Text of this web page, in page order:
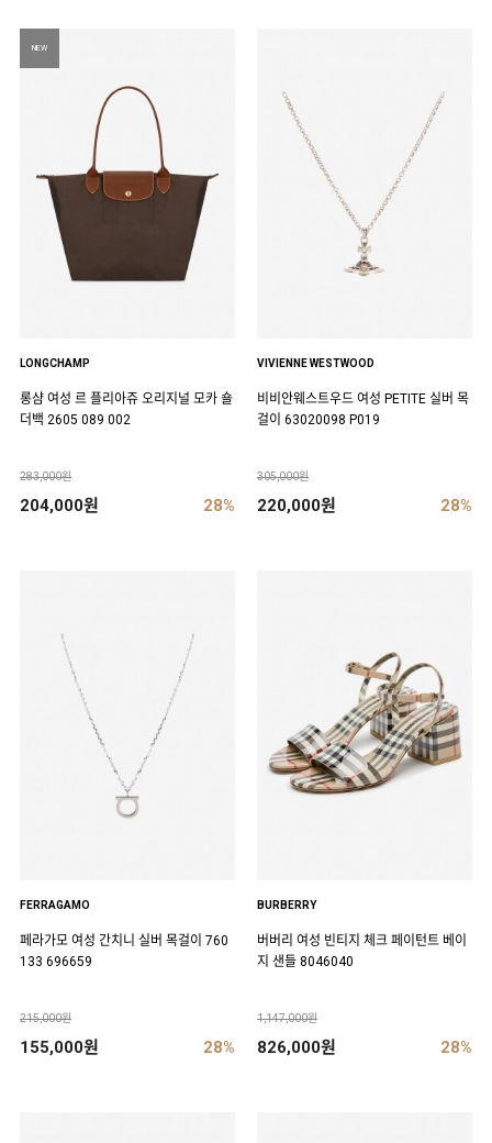
NEW
LONGCHAMP
롱샴 여성 르 플리아쥬 오리지널 모카 숄
더백 2605 089 002
283,000원
204,000원 28%
VIVIENNE WESTWOOD
비비안웨스트우드 여성 PETITE 실버 목
걸이 63020098 P019
305,000원
220,000원 28%
FERRAGAMO
페라가모 여성 간치니 실버 목걸이 760
133 696659
215,000원
155,000원 28%
BURBERRY
버버리 여성 빈티지 체크 페이턴트 베이
지 샌들 8046040
1,147,000원
826,000원 28%